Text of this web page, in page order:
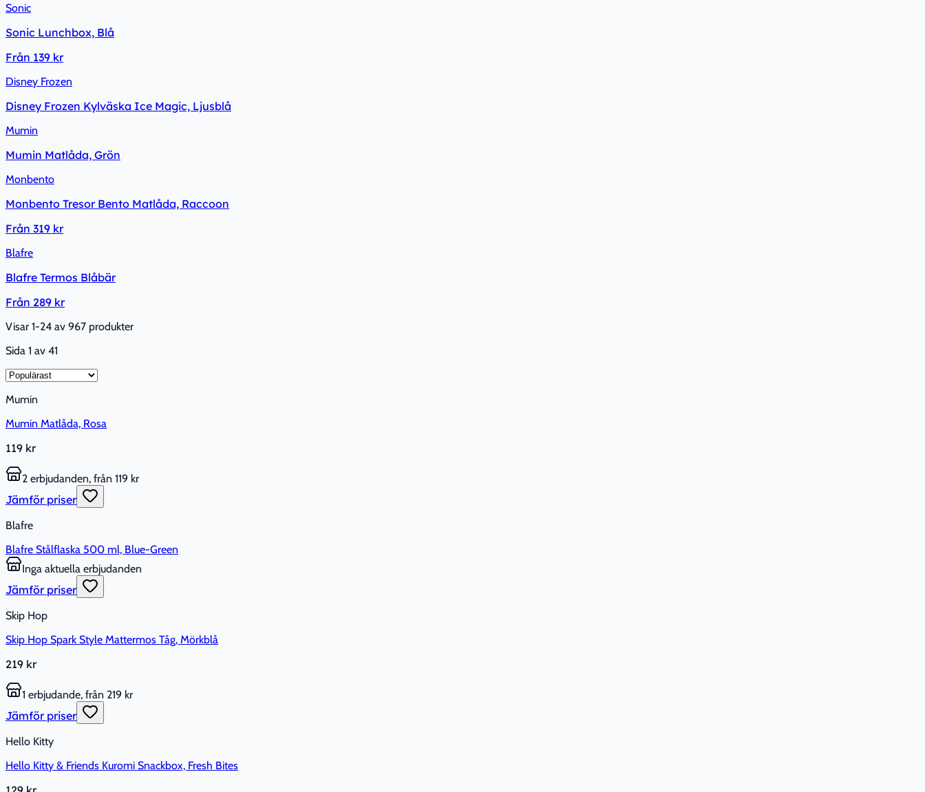
Sonic
Sonic Lunchbox, Blå
Från 139 kr
Disney Frozen
Disney Frozen Kylväska Ice Magic, Ljusblå
Mumin
Mumin Matlåda, Grön
Monbento
Monbento Tresor Bento Matlåda, Raccoon
Från 319 kr
Blafre
Blafre Termos Blåbär
Från 289 kr
Visar 1-24 av 967 produkter
Sida 1 av 41
Mumin
Mumin Matlåda, Rosa
119 kr
2 erbjudanden, från 119 kr
Jämför priser
Blafre
Blafre Stålflaska 500 ml, Blue-Green
Inga aktuella erbjudanden
Jämför priser
Skip Hop
Skip Hop Spark Style Mattermos Tåg, Mörkblå
219 kr
1 erbjudande, från 219 kr
Jämför priser
Hello Kitty
Hello Kitty & Friends Kuromi Snackbox, Fresh Bites